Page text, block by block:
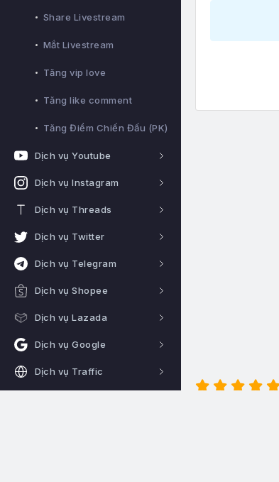
Share Livestream
Mắt Livestream
Tăng vip love
Tăng like comment
Tăng Điểm Chiến Đấu (PK)
Dịch vụ Youtube
Dịch vụ Instagram
Dịch vụ Threads
Dịch vụ Twitter
Dịch vụ Telegram
Dịch vụ Shopee
Dịch vụ Lazada
Dịch vụ Google
Dịch vụ Traffic